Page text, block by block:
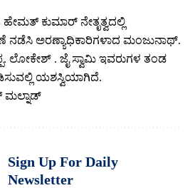
ಕುಮಾರ್ ನೇತೃತ್ವದಲ್ಲಿ
ನಡೆಸಿ ಅರಣ್ಯಾಧಿಕಾರಿಗಳಾದ ಮಂಜುನಾಥ್.
ಲೋಕೇಶ್ . ಜೈ ಸ್ವಾಮಿ ಇವರುಗಳ ತಂಡ
ಯಶಸ್ವಿಯಾಗಿದೆ.
ಮಲ್ನಾಡ್
Sign Up For Daily
Newsletter